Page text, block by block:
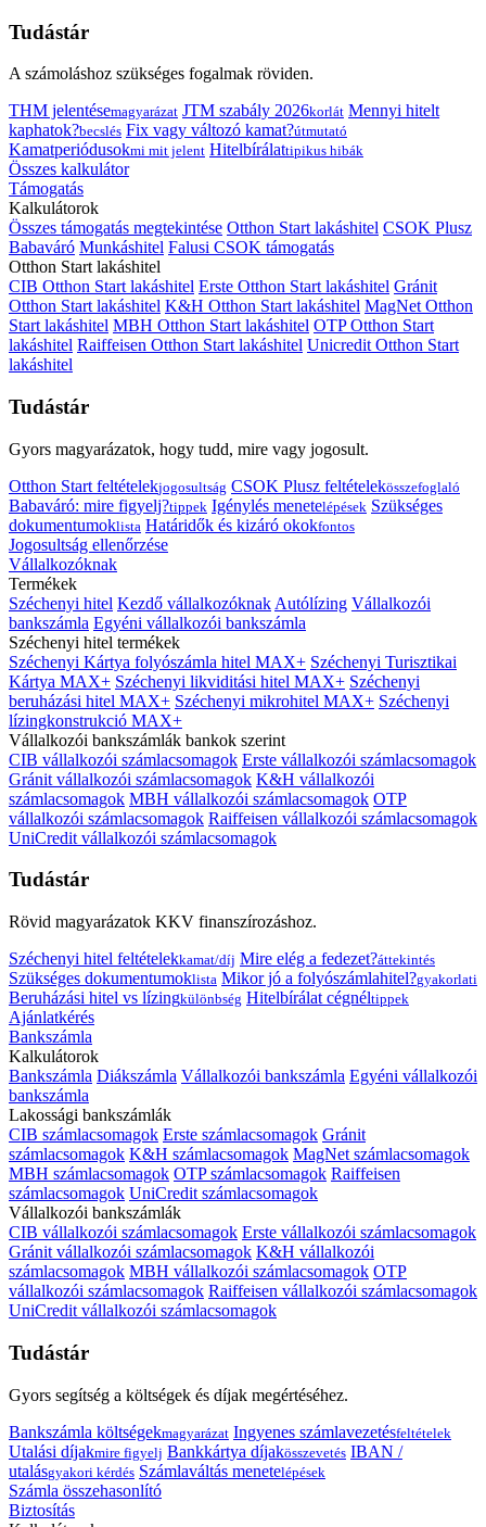
Tudástár
A számoláshoz szükséges fogalmak röviden.
THM jelentésemagyarázat JTM szabály 2026korlát Mennyi hitelt
kaphatok?becslés Fix vagy változó kamat?útmutató
Kamatperiódusokmi mit jelent Hitelbírálattipikus hibák
Összes kalkulátor
Támogatás
Kalkulátorok
Összes támogatás megtekintése Otthon Start lakáshitel CSOK Plusz
Babaváró Munkáshitel Falusi CSOK támogatás
Otthon Start lakáshitel
CIB Otthon Start lakáshitel Erste Otthon Start lakáshitel Gránit
Otthon Start lakáshitel K&H Otthon Start lakáshitel MagNet Otthon
Start lakáshitel MBH Otthon Start lakáshitel OTP Otthon Start
lakáshitel Raiffeisen Otthon Start lakáshitel Unicredit Otthon Start
lakáshitel
Tudástár
Gyors magyarázatok, hogy tudd, mire vagy jogosult.
Otthon Start feltételekjogosultság CSOK Plusz feltételekösszefoglaló
Babaváró: mire figyelj?tippek Igénylés menetelépések Szükséges
dokumentumoklista Határidők és kizáró okokfontos
Jogosultság ellenőrzése
Vállalkozóknak
Termékek
Széchenyi hitel Kezdő vállalkozóknak Autólízing Vállalkozói
bankszámla Egyéni vállalkozói bankszámla
Széchenyi hitel termékek
Széchenyi Kártya folyószámla hitel MAX+ Széchenyi Turisztikai
Kártya MAX+ Széchenyi likviditási hitel MAX+ Széchenyi
beruházási hitel MAX+ Széchenyi mikrohitel MAX+ Széchenyi
lízingkonstrukció MAX+
Vállalkozói bankszámlák bankok szerint
CIB vállalkozói számlacsomagok Erste vállalkozói számlacsomagok
Gránit vállalkozói számlacsomagok K&H vállalkozói
számlacsomagok MBH vállalkozói számlacsomagok OTP
vállalkozói számlacsomagok Raiffeisen vállalkozói számlacsomagok
UniCredit vállalkozói számlacsomagok
Tudástár
Rövid magyarázatok KKV finanszírozáshoz.
Széchenyi hitel feltételekkamat/díj Mire elég a fedezet?áttekintés
Szükséges dokumentumoklista Mikor jó a folyószámlahitel?gyakorlati
Beruházási hitel vs lízingkülönbség Hitelbírálat cégnéltippek
Ajánlatkérés
Bankszámla
Kalkulátorok
Bankszámla Diákszámla Vállalkozói bankszámla Egyéni vállalkozói
bankszámla
Lakossági bankszámlák
CIB számlacsomagok Erste számlacsomagok Gránit
számlacsomagok K&H számlacsomagok MagNet számlacsomagok
MBH számlacsomagok OTP számlacsomagok Raiffeisen
számlacsomagok UniCredit számlacsomagok
Vállalkozói bankszámlák
CIB vállalkozói számlacsomagok Erste vállalkozói számlacsomagok
Gránit vállalkozói számlacsomagok K&H vállalkozói
számlacsomagok MBH vállalkozói számlacsomagok OTP
vállalkozói számlacsomagok Raiffeisen vállalkozói számlacsomagok
UniCredit vállalkozói számlacsomagok
Tudástár
Gyors segítség a költségek és díjak megértéséhez.
Bankszámla költségekmagyarázat Ingyenes számlavezetésfeltételek
Utalási díjakmire figyelj Bankkártya díjakösszevetés IBAN /
utalásgyakori kérdés Számlaváltás menetelépések
Számla összehasonlító
Biztosítás